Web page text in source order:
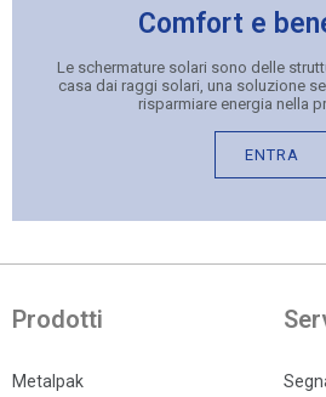
Comfort e
Le schermature solari sono delle
casa dai raggi solari, una soluzione
risparmiare energia nella
ENTRA
Prodotti
Metalpak